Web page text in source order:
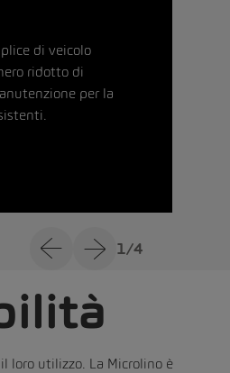
di veicolo
ridotto di
per la
1/4
loro utilizzo. La Microlino è